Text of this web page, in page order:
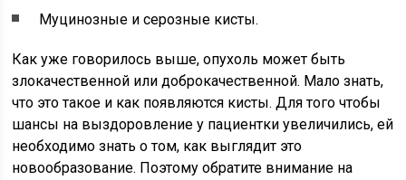
Муцинозные и серозные кисты.
Как уже говорилось выше, опухоль может быть
злокачественной или доброкачественной. Мало знать,
что это такое и как появляются кисты. Для того чтобы
шансы на выздоровление у пациентки увеличились, ей
необходимо знать о том, как выглядит это
новообразование. Поэтому обратите внимание на